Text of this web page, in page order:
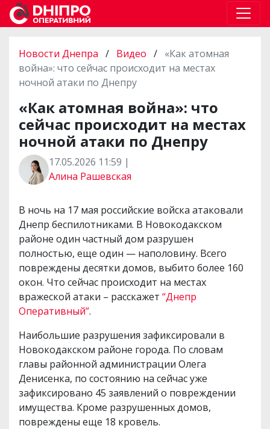
Новости Днепра / Видео / «Как атомная
война»: что сейчас происходит на местах
ночной атаки по Днепру
«Как атомная война»: что
сейчас происходит на местах
ночной атаки по Днепру
17.05.2026 11:59 |
Алина Рашевская
В ночь на 17 мая российские войска атаковали
Днепр беспилотниками. В Новокодакском
районе один частный дом разрушен
полностью, еще один — наполовину. Всего
повреждены десятки домов, выбито более 160
окон. Что сейчас происходит на местах
вражеской атаки – расскажет “Днепр
Оперативный”.
Наибольшие разрушения зафиксировали в
Новокодакском районе города. По словам
главы районной администрации Олега
Денисенка, по состоянию на сейчас уже
зафиксировано 45 заявлений о повреждении
имущества. Кроме разрушенных домов,
повреждены еще 18 кровель.